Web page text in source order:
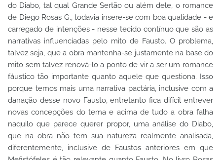
do Diabo, tal qual Grande Sertão ou além dele, o romance
de Diego Rosas G., todavia insere-se com boa qualidade - e
carregado de intenções - nesse tecido contínuo que são as
narrativas influenciadas pelo mito de Fausto. O problema,
talvez seja, que a obra mantenha-se justamente na base do
mito sem talvez renová-lo a ponto de vir a ser um romance
fáustico tão importante quanto aquele que questiona. Isso
porque temos mais uma narrativa pactária, inclusive com a
danação desse novo Fausto, entretanto fica difícil entrever
novas concepções do tema e acima de tudo a obra falha
naquilo que parece querer propor, uma análise do Diabo,
que na obra não tem sua natureza realmente analisada,
diferentemente, inclusive de Faustos anteriores em que